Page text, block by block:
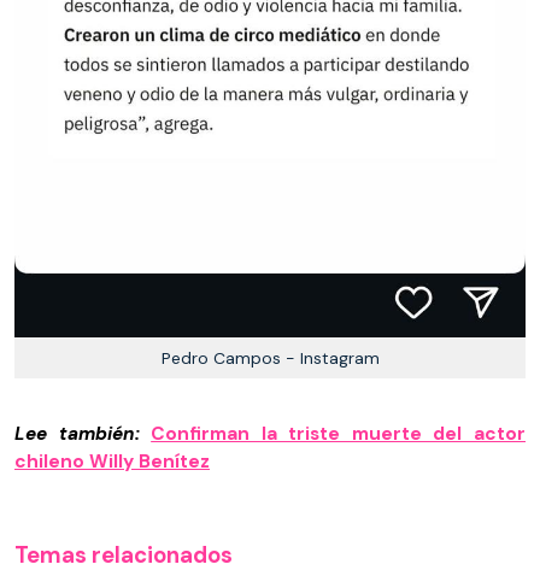
Pedro Campos - Instagram
Lee también: Confirman la triste muerte del actor
chileno Willy Benítez
Temas relacionados